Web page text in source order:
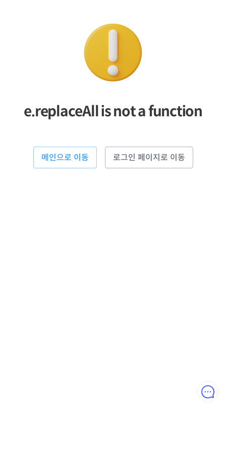
e.replaceAll is not a function
메인으로 이동 로그인 페이지로 이동